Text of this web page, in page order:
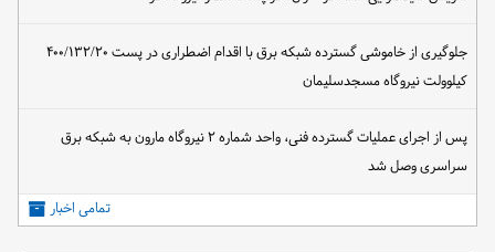
جلوگیری از خاموشی گسترده شبکه برق با اقدام اضطراری در پست ۴۰۰/۱۳۲/۲۰
کیلوولت نیروگاه مسجدسلیمان
پس از اجرای عملیات گسترده فنی، واحد شماره ۲ نیروگاه مارون به شبکه برق
سراسری وصل شد
تمامی اخبار